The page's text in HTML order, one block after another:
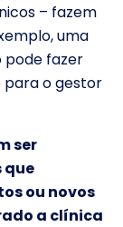
– fazem
uma
pode fazer
para o gestor
ser
que
ou novos
a clínica